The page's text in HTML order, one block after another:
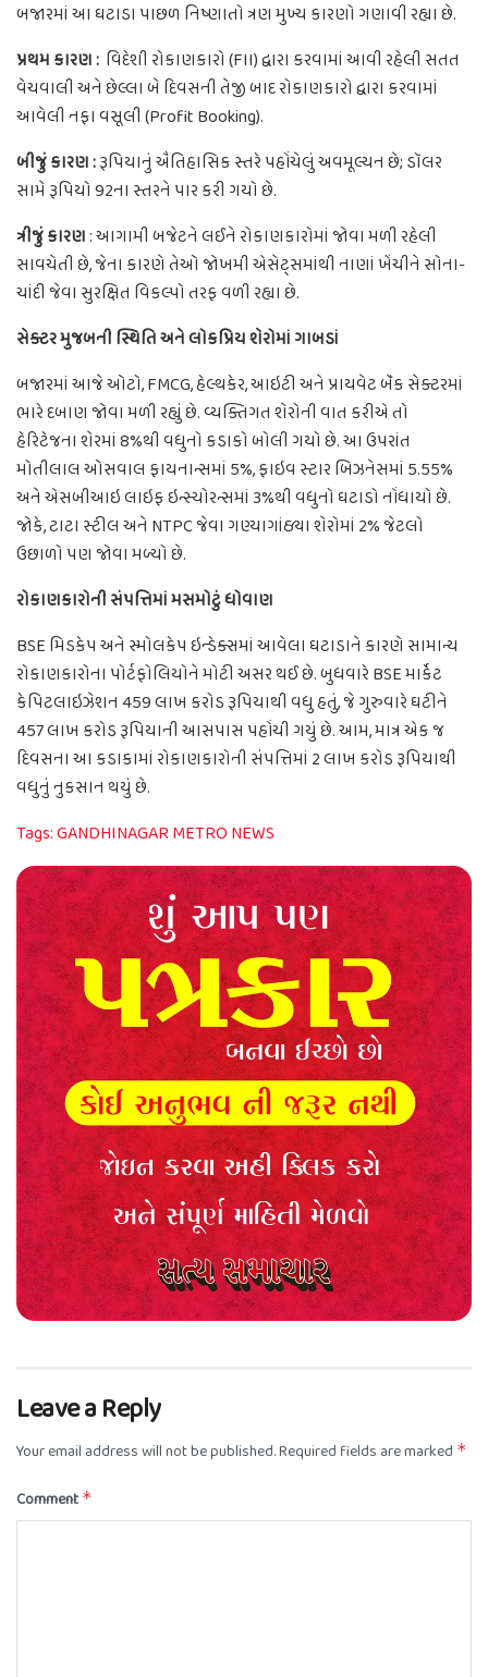
બજારમાં આ ઘટાડા પાછળ નિષ્ણાતો ત્રણ મુખ્ય કારણો ગણાવી રહ્યા છે.
પ્રથમ કારણ : વિદેશી રોકાણકારો (FII) દ્વારા કરવામાં આવી રહેલી સતત
વેચવાલી અને છેલ્લા બે દિવસની તેજી બાદ રોકાણકારો દ્વારા કરવામાં
આવેલી નફા વસૂલી (Profit Booking).
બીજું કારણ :રૂપિયાનું ઐતિહાસિક સ્તરે પહોંચેલું અવમૂલ્યન છે; ડૉલર
સામે રૂપિયો 92ના સ્તરને પાર કરી ગયો છે.
ત્રીજું કારણ: આગામી બજેટને લઈને રોકાણકારોમાં જોવા મળી રહેલી
સાવચેતી છે, જેના કારણે તેઓ જોખમી એસેટ્સમાંથી નાણાં ખેંચીને સોના-
ચાંદી જેવા સુરક્ષિત વિકલ્પો તરફ વળી રહ્યા છે.
સેક્ટર મુજબની સ્થિતિ અને લોકપ્રિય શેરોમાં ગાબડાં
બજારમાં આજે ઓટો, FMCG, હેલ્થકેર, આઇટી અને પ્રાયવેટ બૅંક સેક્ટરમાં
ભારે દબાણ જોવા મળી રહ્યું છે. વ્યક્તિગત શેરોની વાત કરીએ તો
હેરિટેજના શેરમાં 8%થી વધુનો કડાકો બોલી ગયો છે. આ ઉપરાંત
મોતીલાલ ઓસવાલ ફાયનાન્સમાં 5%, ફાઇવ સ્ટાર બિઝનેસમાં 5.55%
અને એસબીઆઇ લાઇફ ઇન્સ્યોરન્સમાં 3%થી વધુનો ઘટાડો નોંધાયો છે.
જોકે, ટાટા સ્ટીલ અને NTPC જેવા ગણ્યાગાંઠ્યા શેરોમાં 2% જેટલો
ઉછાળો પણ જોવા મળ્યો છે.
રોકાણકારોની સંપત્તિમાં મસમોટું ધોવાણ
BSE મિડકેપ અને સ્મોલકેપ ઇન્ડેક્સમાં આવેલા ઘટાડાને કારણે સામાન્ય
રોકાણકારોના પોર્ટફોલિયોને મોટી અસર થઈ છે. બુધવારે BSE માર્કેટ
કેપિટલાઇઝેશન 459 લાખ કરોડ રૂપિયાથી વધુ હતું, જે ગુરુવારે ઘટીને
457 લાખ કરોડ રૂપિયાની આસપાસ પહોંચી ગયું છે. આમ, માત્ર એક જ
દિવસના આ કડાકામાં રોકાણકારોની સંપત્તિમાં 2 લાખ કરોડ રૂપિયાથી
વધુનું નુકસાન થયું છે.
Tags:GANDHINAGAR METRO NEWS
Leave a Reply
Your email address will not be published.Required fields are marked *
Comment *